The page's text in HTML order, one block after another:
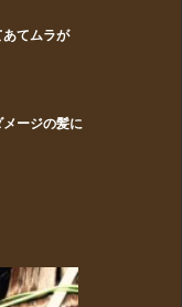
てムラが
ージの髪に